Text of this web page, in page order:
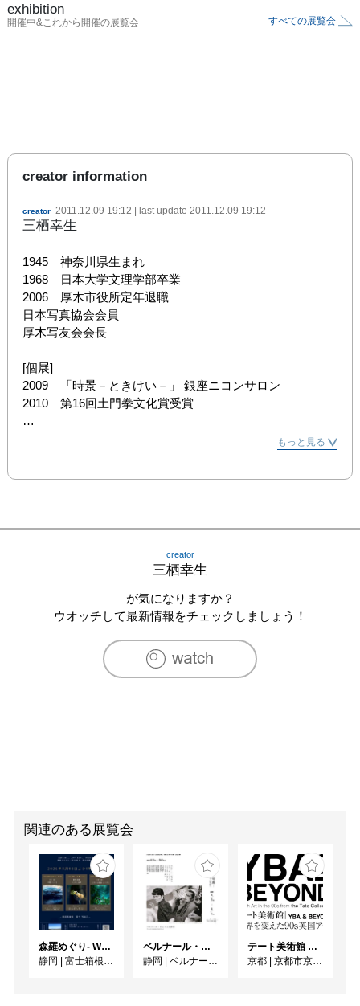
exhibition
開催中&これから開催の展覧会 すべての展覧会
creator information
creator 2011.12.09 19:12 | last update 2011.12.09 19:12
三栖幸生
1945　神奈川県生まれ
1968　日本大学文理学部卒業
2006　厚木市役所定年退職
日本写真協会会員
厚木写友会会長
[個展]
2009　「時景－ときけい－」 銀座ニコンサロン
2010　第16回土門拳文化賞受賞
もっと見る
creator
三栖幸生
が気になりますか？
ウオッチして最新情報をチェックしましょう！
関連のある展覧会
森羅めぐり- Wandering in Shinra -
静岡 | 富士箱根カントリークラブ
ベルナール・ビュフェと写真 ーカメラがとらえたビュフェとその時代、そして21 世紀へ
静岡 | ベルナール・ビュフェ美術館
テート美術館 ― YBA & BEYOND 世界を変えた90s英国アート
京都 | 京都市京セラ美術館